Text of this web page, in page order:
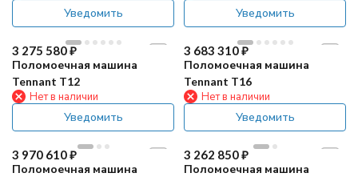
Уведомить Уведомить
3 275 580₽
Поломоечная машина
Tennant T12
Нет в наличии
Уведомить
3 683 310₽
Поломоечная машина
Tennant T16
Нет в наличии
Уведомить
3 970 610₽
Поломоечная машина
3 262 850₽
Поломоечная машина